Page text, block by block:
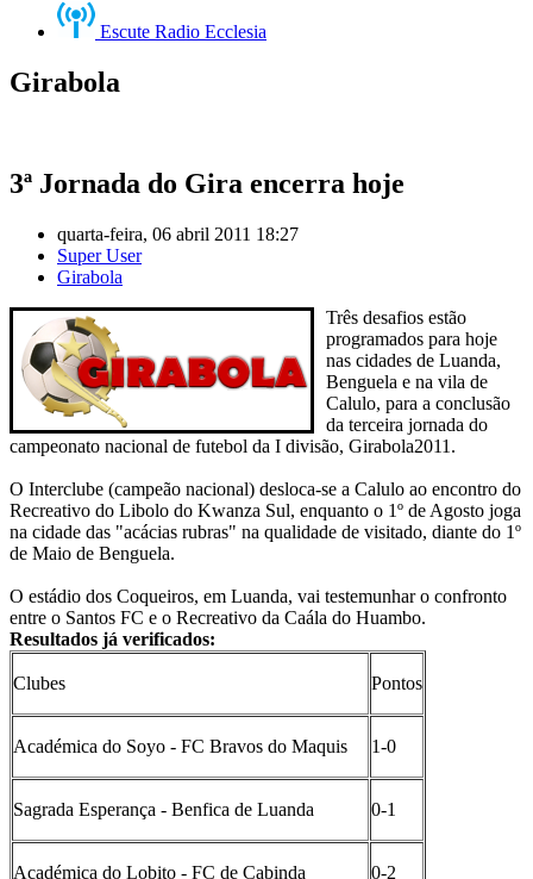
Escute Radio Ecclesia
Girabola
3ª Jornada do Gira encerra hoje
quarta-feira, 06 abril 2011 18:27
Super User
Girabola
Três desafios estão
programados para hoje
nas cidades de Luanda,
Benguela e na vila de
Calulo, para a conclusão
da terceira jornada do
campeonato nacional de futebol da I divisão, Girabola2011.
O Interclube (campeão nacional) desloca-se a Calulo ao encontro do
Recreativo do Libolo do Kwanza Sul, enquanto o 1º de Agosto joga
na cidade das "acácias rubras" na qualidade de visitado, diante do 1º
de Maio de Benguela.
O estádio dos Coqueiros, em Luanda, vai testemunhar o confronto
entre o Santos FC e o Recreativo da Caála do Huambo.
Resultados já verificados:
Clubes Pontos
Académica do Soyo - FC Bravos do Maquis 1-0
Sagrada Esperança - Benfica de Luanda 0-1
Académica do Lobito - FC de Cabinda 0-2